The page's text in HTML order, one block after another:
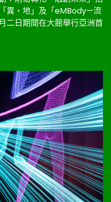
異・地」及「eMBody—流
二日期間在大館舉行亞洲首